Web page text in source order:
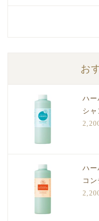
お
ハー
シャ
ハー
コ